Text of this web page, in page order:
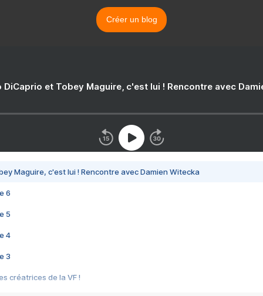
Créer un blog
DiCaprio et Tobey Maguire, c'est lui ! Rencontre avec
Maguire, c'est lui ! Rencontre avec Damien Witecka
6
5
4
3
créatrices de la VF !